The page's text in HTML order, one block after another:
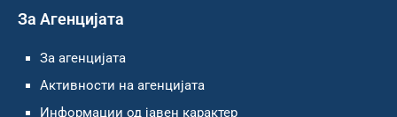
За Агенцијата
За агенцијата
Активности на агенцијата
Информации од јавен карактер